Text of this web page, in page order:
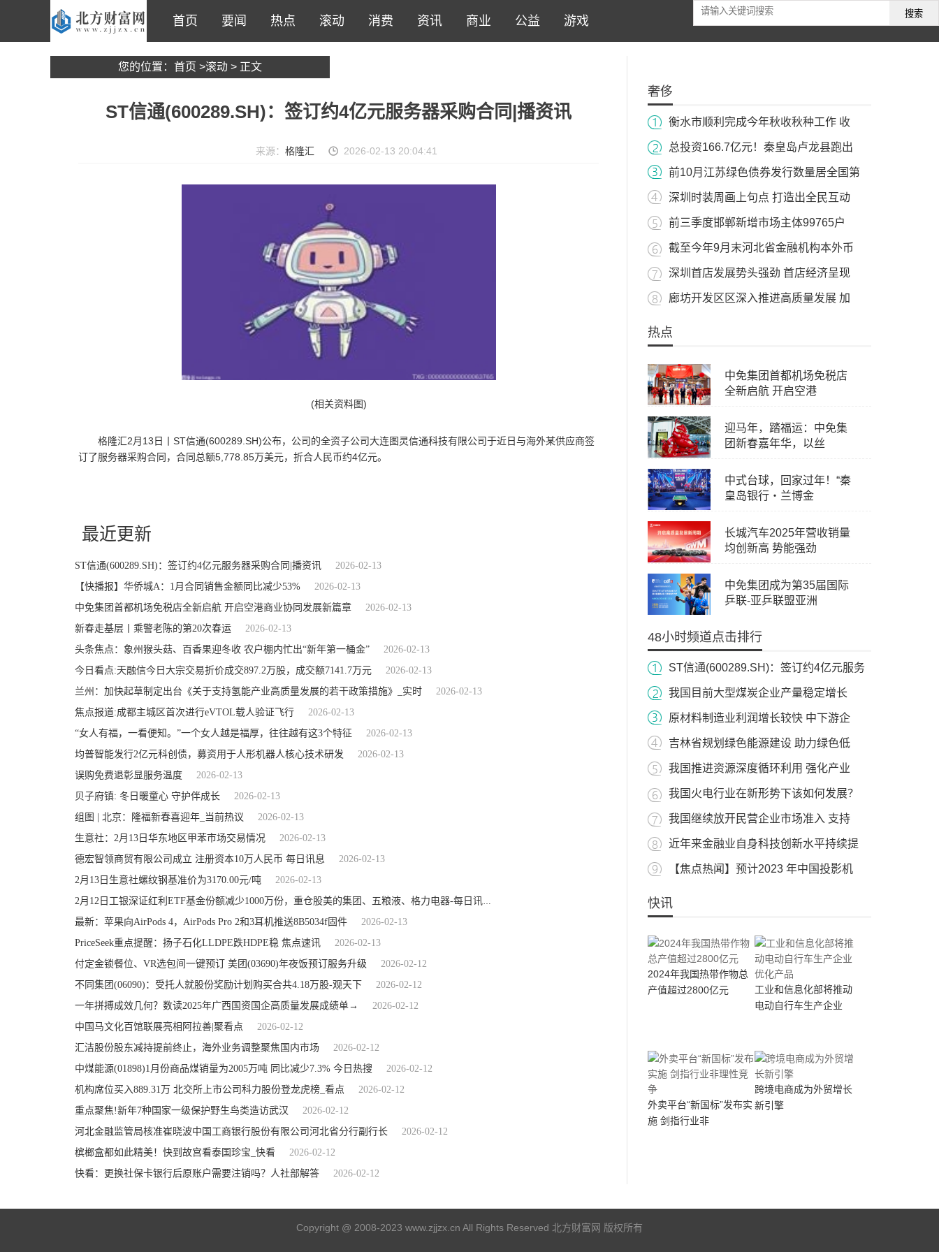
首页 要闻 热点 滚动 消费 资讯 商业 公益 游戏
搜索
您的位置： 首页 >滚动 > 正文
ST信通(600289.SH)：签订约4亿元服务器采购合同|播资讯
来源： 格隆汇 2026-02-13 20:04:41
(相关资料图)
格隆汇2月13日丨ST信通(600289.SH)公布，公司的全资子公司大连图灵信通科技有限公司于近日与海外某供应商签
订了服务器采购合同，合同总额5,778.85万美元，折合人民币约4亿元。
最近更新
ST信通(600289.SH)：签订约4亿元服务器采购合同|播资讯
2026-02-13
【快播报】华侨城A：1月合同销售金额同比减少53%
2026-02-13
中免集团首都机场免税店全新启航 开启空港商业协同发展新篇章
2026-02-13
新春走基层丨乘警老陈的第20次春运
2026-02-13
头条焦点：象州猴头菇、百香果迎冬收 农户棚内忙出“新年第一桶金”
2026-02-13
今日看点:天融信今日大宗交易折价成交897.2万股，成交额7141.7万元
2026-02-13
兰州：加快起草制定出台《关于支持氢能产业高质量发展的若干政策措施》_实时
2026-02-13
焦点报道:成都主城区首次进行eVTOL载人验证飞行
2026-02-13
“女人有福，一看便知。”一个女人越是福厚，往往越有这3个特征
2026-02-13
均普智能发行2亿元科创债，募资用于人形机器人核心技术研发
2026-02-13
误购免费退彰显服务温度
2026-02-13
贝子府镇: 冬日暖童心 守护伴成长
2026-02-13
组图 | 北京：隆福新春喜迎年_当前热议
2026-02-13
生意社：2月13日华东地区甲苯市场交易情况
2026-02-13
德宏智领商贸有限公司成立 注册资本10万人民币 每日讯息
2026-02-13
2月13日生意社螺纹钢基准价为3170.00元/吨
2026-02-13
最新：苹果向AirPods 4，AirPods Pro 2和3耳机推送8B5034f固件
2026-02-13
PriceSeek重点提醒：扬子石化LLDPE跌HDPE稳 焦点速讯
2026-02-13
付定金锁餐位、VR选包间一键预订 美团(03690)年夜饭预订服务升级
2026-02-12
不同集团(06090)：受托人就股份奖励计划购买合共4.18万股-观天下
2026-02-12
一年拼搏成效几何？数读2025年广西国资国企高质量发展成绩单→
2026-02-12
中国马文化百馆联展亮相阿拉善|聚看点
2026-02-12
汇洁股份股东减持提前终止，海外业务调整聚焦国内市场
2026-02-12
中煤能源(01898)1月份商品煤销量为2005万吨 同比减少7.3% 今日热搜
2026-02-12
机构席位买入889.31万 北交所上市公司科力股份登龙虎榜_看点
2026-02-12
重点聚焦!新年7种国家一级保护野生鸟类造访武汉
2026-02-12
河北金融监管局核准崔晓波中国工商银行股份有限公司河北省分行副行长
2026-02-12
槟榔盒都如此精美！快到故宫看泰国珍宝_快看
2026-02-12
快看：更换社保卡银行后原账户需要注销吗？人社部解答
2026-02-12
奢侈
衡水市顺利完成今年秋收秋种工作 收
总投资166.7亿元！秦皇岛卢龙县跑出
前10月江苏绿色债券发行数量居全国第
深圳时装周画上句点 打造出全民互动
前三季度邯郸新增市场主体99765户
截至今年9月末河北省金融机构本外币
深圳首店发展势头强劲 首店经济呈现
廊坊开发区区深入推进高质量发展 加
热点
中免集团首都机场免税店
全新启航 开启空港
迎马年，踏福运：中免集
团新春嘉年华，以丝
中式台球，回家过年！“秦
皇岛银行・兰博金
长城汽车2025年营收销量
均创新高 势能强劲
中免集团成为第35届国际
乒联-亚乒联盟亚洲
48小时频道点击排行
ST信通(600289.SH)：签订约4亿元服务
我国目前大型煤炭企业产量稳定增长
原材料制造业利润增长较快 中下游企
吉林省规划绿色能源建设 助力绿色低
我国推进资源深度循环利用 强化产业
我国火电行业在新形势下该如何发展？
我国继续放开民营企业市场准入 支持
近年来金融业自身科技创新水平持续提
【焦点热闻】预计2023 年中国投影机
快讯
2024年我国热带作物总
产值超过2800亿元
工业和信息化部将推动
电动自行车生产企业
外卖平台“新国标”发布实
施 剑指行业非
跨境电商成为外贸增长
新引擎
Copyright @ 2008-2023 www.zjjzx.cn All Rights Reserved 北方财富网 版权所有